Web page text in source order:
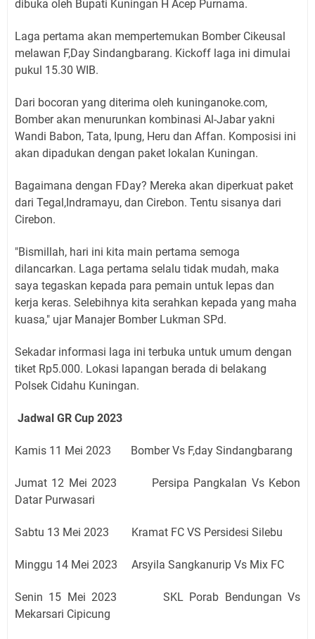
dibuka oleh Bupati Kuningan H Acep Purnama.
Laga pertama akan mempertemukan Bomber Cikeusal
melawan F,Day Sindangbarang. Kickoff laga ini dimulai
pukul 15.30 WIB.
Dari bocoran yang diterima oleh kuninganoke.com,
Bomber akan menurunkan kombinasi Al-Jabar yakni
Wandi Babon, Tata, Ipung, Heru dan Affan. Komposisi ini
akan dipadukan dengan paket lokalan Kuningan.
Bagaimana dengan FDay? Mereka akan diperkuat paket
dari Tegal,Indramayu, dan Cirebon. Tentu sisanya dari
Cirebon.
"Bismillah, hari ini kita main pertama semoga
dilancarkan. Laga pertama selalu tidak mudah, maka
saya tegaskan kepada para pemain untuk lepas dan
kerja keras. Selebihnya kita serahkan kepada yang maha
kuasa," ujar Manajer Bomber Lukman SPd.
Sekadar informasi laga ini terbuka untuk umum dengan
tiket Rp5.000. Lokasi lapangan berada di belakang
Polsek Cidahu Kuningan.
Jadwal GR Cup 2023
Kamis 11 Mei 2023 Bomber Vs F,day Sindangbarang
Jumat 12 Mei 2023 Persipa Pangkalan Vs Kebon
Datar Purwasari
Sabtu 13 Mei 2023 Kramat FC VS Persidesi Silebu
Minggu 14 Mei 2023 Arsyila Sangkanurip Vs Mix FC
Senin 15 Mei 2023 SKL Porab Bendungan Vs
Mekarsari Cipicung